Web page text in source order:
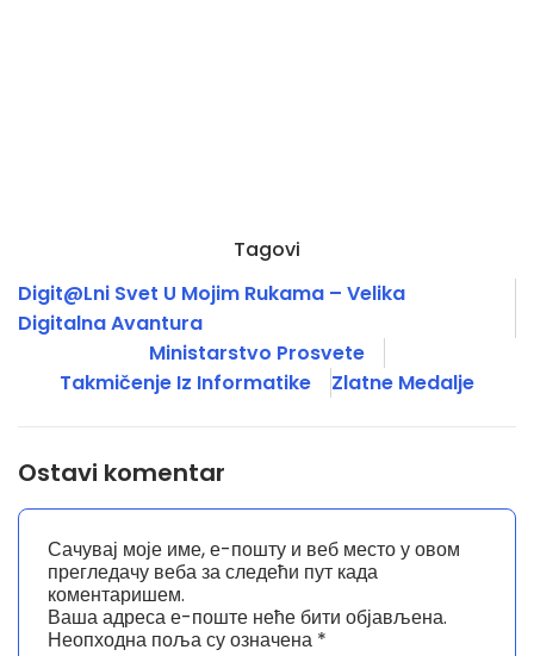
Tagovi
Digit@lni Svet U Mojim Rukama – Velika
Digitalna Avantura
Ministarstvo Prosvete
Takmičenje Iz Informatike
Zlatne Medalje
Ostavi komentar
Ваша адреса е-поште неће бити објављена.
Неопходна поља су означена *
Сачувај моје име, е-пошту и веб место у овом
прегледачу веба за следећи пут када
коментаришем.